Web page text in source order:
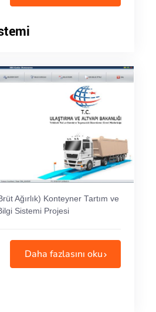
Ağırlık) Konteyner Tartım ve
Sistemi Projesi
Daha fazlasını oku